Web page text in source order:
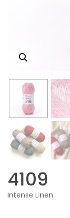
4109
Intense Linen